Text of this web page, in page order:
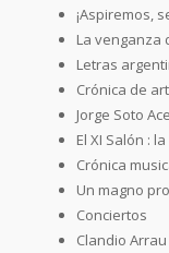
¡Aspiremos,
La venganza
Letras
Crónica de
Jorge Soto
El XI Salón :
Crónica
Un magno
Conciertos
Clandio Arrau